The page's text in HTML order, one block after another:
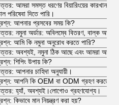
আমরা সমস্ত ধরণের বিয়ারিংয়ের
পরিষেবা দিতে পারি।
আপনার প্রসবের সময় কি?
নমুনা অর্ডার: অবিলম্বে বিতরণ, বাল্ক
আমি কি নমুনা অনুরোধ করতে পারি?
অবশ্যই, নমুনা ঠিক আছে এবং আমরা আপনাকে
শিপিং উপায় কি?
আপনার চাহিদা অনুযায়ী।
আপনি কি OEM বা ODM গ্রহণ করতে
হ্যাঁ, অবশ্যই।লোগোও গ্রহণযোগ্য।
কিভাবে মান নিয়ন্ত্রণ করা হয়?